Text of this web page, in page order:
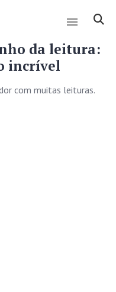
da leitura:
incrível
com muitas leituras.